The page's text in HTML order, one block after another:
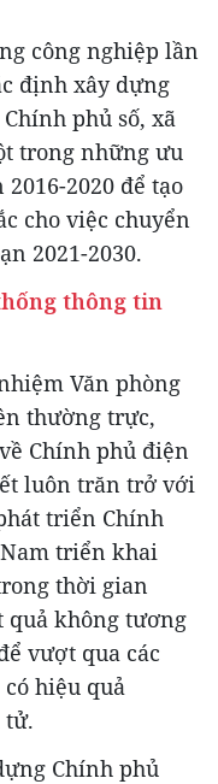
công nghiệp lần
định xây dựng
phủ số, xã
trong những ưu
2020 để tạo
cho việc chuyển
2021-2030.
thông tin
Văn phòng
thường trực,
Chính phủ điện
luôn trăn trở với
triển Chính
triển khai
thời gian
quả không tương
vượt qua các
hiệu quả
tử.
Chính phủ